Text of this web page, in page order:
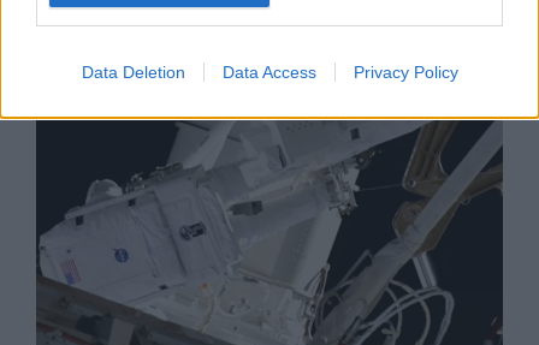
Data Deletion Data Access Privacy Policy